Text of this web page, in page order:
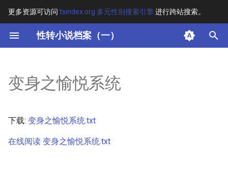
更多资源可访问 tsindex.org 多元性别搜索引擎进行跨站搜索。
性转小说档案（一）
键
开
搜
索
其他信息 [Processed Page
变身之愉悦系统
下载: 变身之愉悦系统.txt
在线阅读 变身之愉悦系统.txt